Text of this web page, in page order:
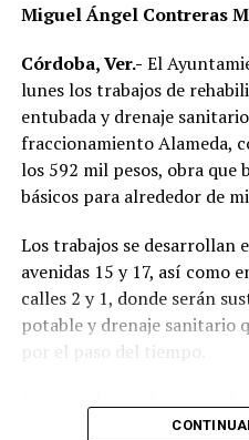
Miguel Ángel Contreras
Córdoba, Ver.- El
lunes los trabajos de
entubada y drenaje
fraccionamiento Alameda,
los 592 mil pesos, obra que
básicos para alrededor de
Los trabajos se desarrollan
avenidas 15 y 17, así como
calles 2 y 1, donde serán
potable y drenaje sanitario
por el paso del tiempo.
destinada asciende a592